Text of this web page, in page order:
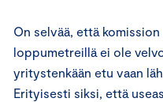
On selvää, että
loppumetreillä ei ole
yritystenkään etu vaan
Erityisesti siksi, että